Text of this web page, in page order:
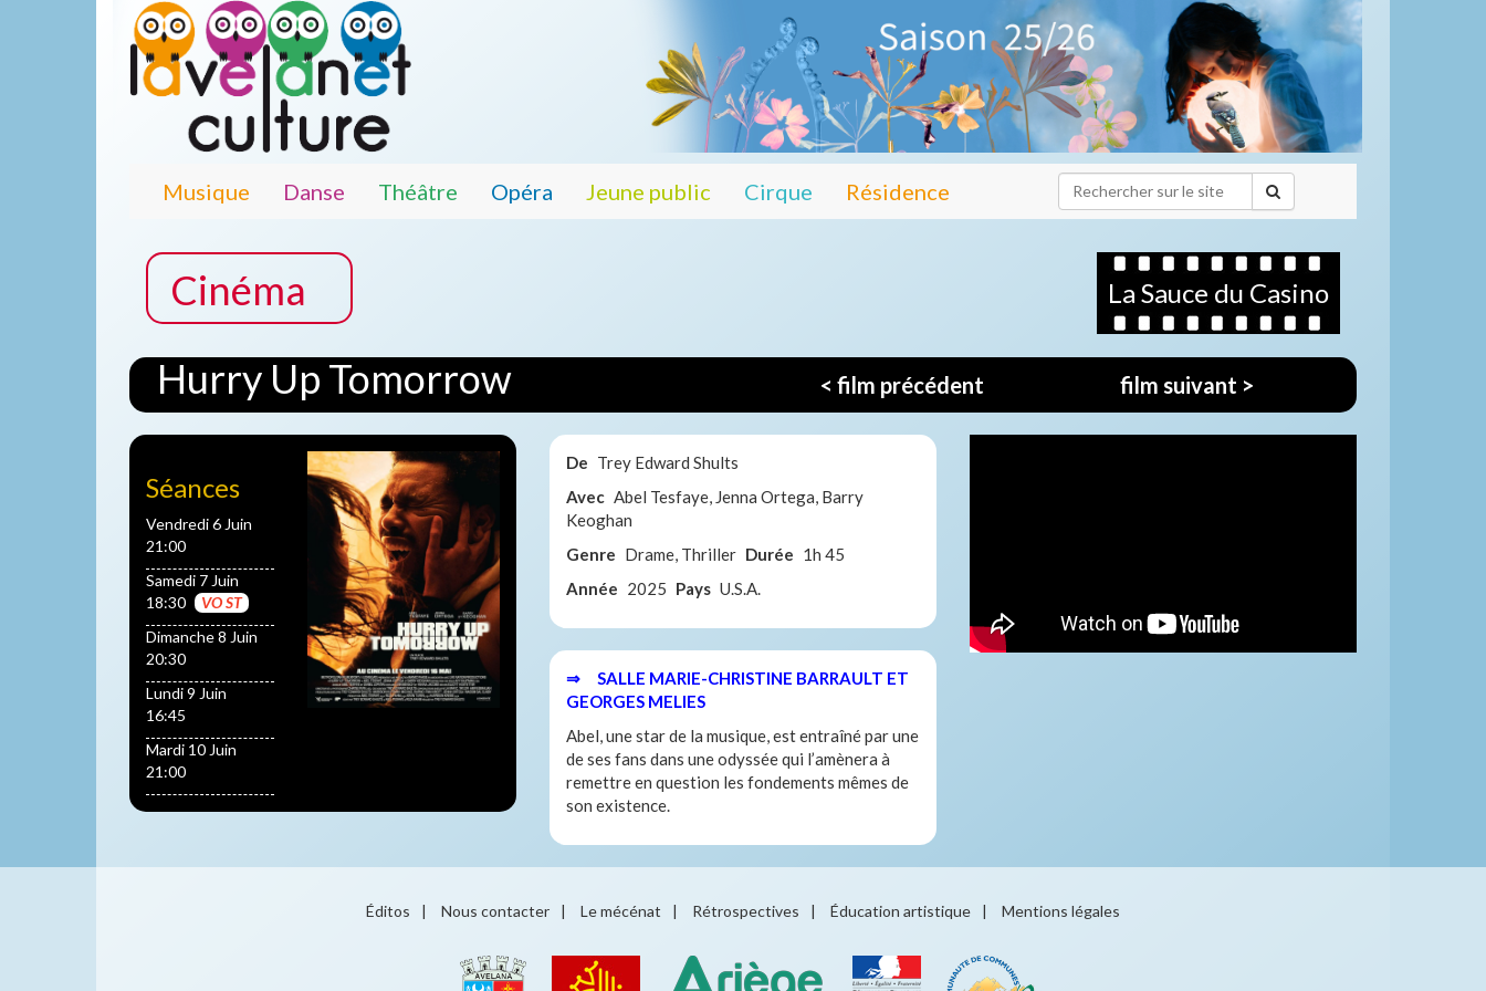
Musique Danse Théâtre Opéra Jeune public Cirque Résidence
Cinéma La Sauce du Casino
Hurry Up Tomorrow < film précédent film suivant >
Séances
Vendredi 6 Juin
21:00
Samedi 7 Juin
18:30
VO ST
Dimanche 8 Juin
20:30
Lundi 9 Juin
16:45
Mardi 10 Juin
21:00
De Trey Edward Shults
Avec Abel Tesfaye, Jenna Ortega, Barry
Keoghan
Genre Drame, Thriller Durée 1h 45
Année 2025 Pays U.S.A.
⇒ SALLE MARIE-CHRISTINE BARRAULT ET
GEORGES MELIES
Abel, une star de la musique, est entraîné par une
de ses fans dans une odyssée qui l’amènera à
remettre en question les fondements mêmes de
son existence.
Éditos | Nous contacter | Le mécénat | Rétrospectives | Éducation artistique | Mentions légales